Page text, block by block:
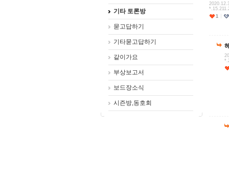
기타 토론방
묻고답하기
기타묻고답하기
같이가요
부상보고서
보드장소식
시즌방,동호회
1